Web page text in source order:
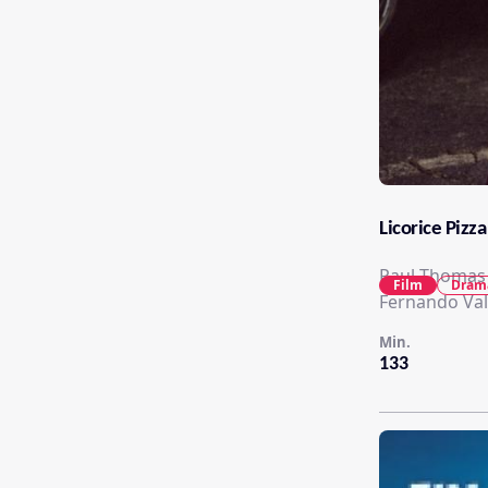
Licorice Pizza
Paul
Fernando
133
Min.
Film